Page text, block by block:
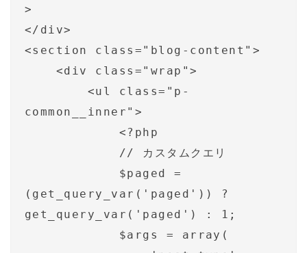
>
</div>
<section class="blog-content">
common__inner">
(get_query_var('paged')) ?
get_query_var('paged') : 1;